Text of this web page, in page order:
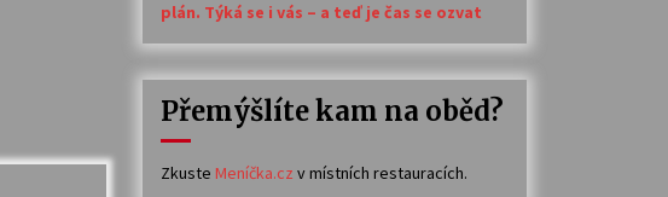
plán. Týká se i vás – a teď je čas se ozvat
Přemýšlíte kam na oběd?
Zkuste Meníčka.cz v místních restauracích.